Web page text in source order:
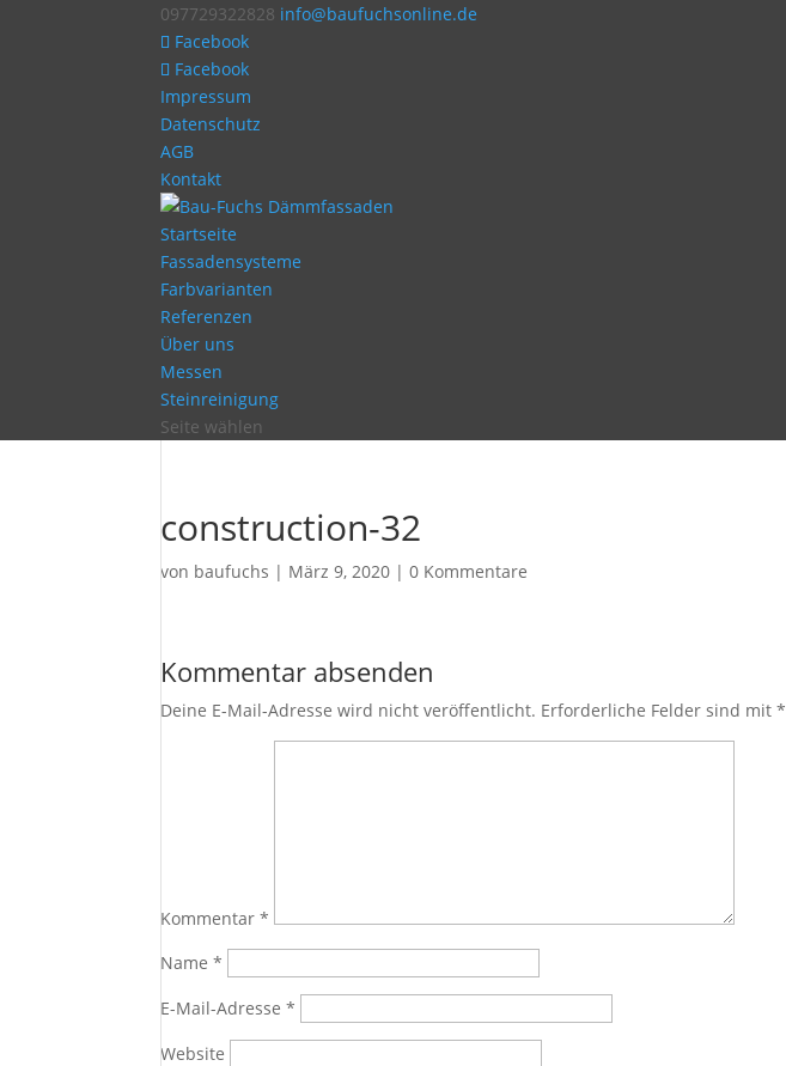
097729322828 info@baufuchsonline.de
Facebook
Facebook
Impressum
Datenschutz
AGB
Kontakt
Startseite
Fassadensysteme
Farbvarianten
Referenzen
Über uns
Messen
Steinreinigung
Seite wählen
construction-32
von baufuchs | März 9, 2020 |0 Kommentare
Kommentar absenden
Deine E-Mail-Adresse wird nicht veröffentlicht. Erforderliche Felder sind mit*
Kommentar*
Name*
E-Mail-Adresse*
Website